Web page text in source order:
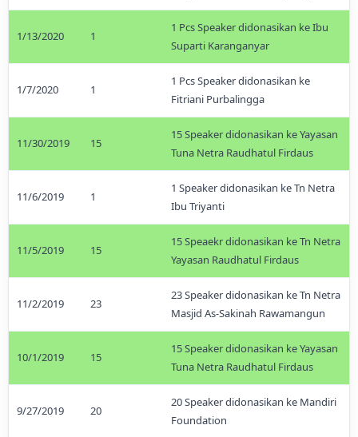
1/13/2020 1
1 Pcs Speaker didonasikan ke Ibu
Suparti Karanganyar
1/7/2020 1
1 Pcs Speaker didonasikan ke
Fitriani Purbalingga
11/30/2019 15
15 Speaker didonasikan ke Yayasan
Tuna Netra Raudhatul Firdaus
11/6/2019 1
1 Speaker didonasikan ke Tn Netra
Ibu Triyanti
11/5/2019 15
15 Speaekr didonasikan ke Tn Netra
Yayasan Raudhatul Firdaus
11/2/2019 23
23 Speaker didonasikan ke Tn Netra
Masjid As-Sakinah Rawamangun
10/1/2019 15
15 Speaker didonasikan ke Yayasan
Tuna Netra Raudhatul Firdaus
9/27/2019 20
20 Speaker didonasikan ke Mandiri
Foundation